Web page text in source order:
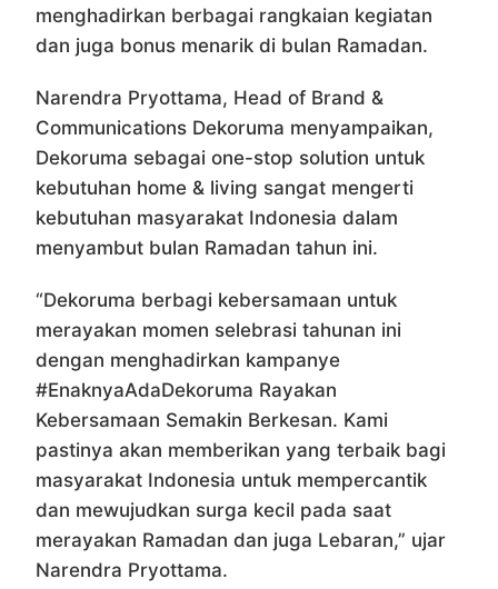
menghadirkan berbagai rangkaian kegiatan
dan juga bonus menarik di bulan Ramadan.
Narendra Pryottama, Head of Brand &
Communications Dekoruma menyampaikan,
Dekoruma sebagai one-stop solution untuk
kebutuhan home & living sangat mengerti
kebutuhan masyarakat Indonesia dalam
menyambut bulan Ramadan tahun ini.
“Dekoruma berbagi kebersamaan untuk
merayakan momen selebrasi tahunan ini
dengan menghadirkan kampanye
#EnaknyaAdaDekoruma Rayakan
Kebersamaan Semakin Berkesan. Kami
pastinya akan memberikan yang terbaik bagi
masyarakat Indonesia untuk mempercantik
dan mewujudkan surga kecil pada saat
merayakan Ramadan dan juga Lebaran,” ujar
Narendra Pryottama.